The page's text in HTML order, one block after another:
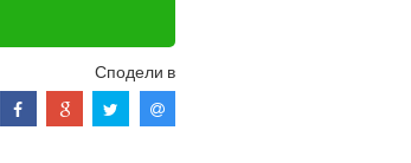
Сподели в